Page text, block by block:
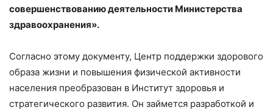
совершенствованию деятельности Министерства
здравоохранения».
Согласно этому документу, Центр поддержки здорового
образа жизни и повышения физической активности
населения преобразован в Институт здоровья и
стратегического развития. Он займется разработкой и